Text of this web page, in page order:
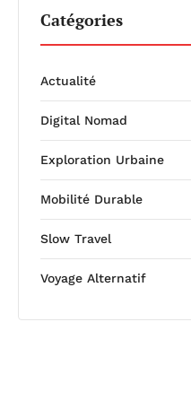
Catégories
Actualité
Digital Nomad
Exploration Urbaine
Mobilité Durable
Slow Travel
Voyage Alternatif